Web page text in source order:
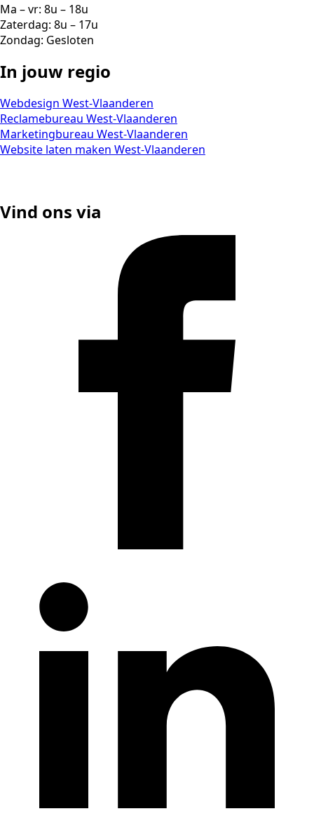
Ma – vr: 8u – 18u
Zaterdag: 8u – 17u
Zondag: Gesloten
In jouw regio
Webdesign West-Vlaanderen
Reclamebureau West-Vlaanderen
Marketingbureau West-Vlaanderen
Website laten maken West-Vlaanderen
Vind ons via